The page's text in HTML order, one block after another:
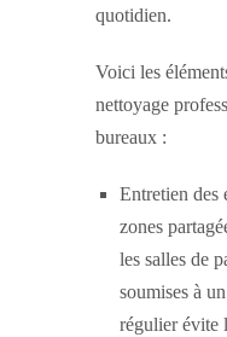
quotidien.
Voici les
nettoyage
bureaux :
Entretien des
zones
les salles de
soumises à
régulier évite